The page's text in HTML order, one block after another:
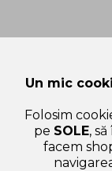
Un mic
Folosim
pe SOLE,
facem